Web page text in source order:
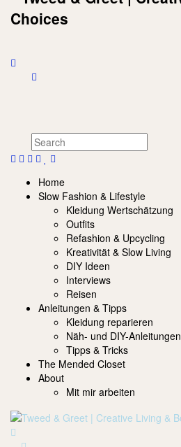
Home
Slow Fashion & Lifestyle
Kleidung Wertschätzung
Outfits
Refashion & Upcycling
Kreativität & Slow Living
DIY Ideen
Interviews
Reisen
Anleitungen & Tipps
Kleidung reparieren
Näh- und DIY-Anleitungen
Tipps & Tricks
The Mended Closet
About
Mit mir arbeiten